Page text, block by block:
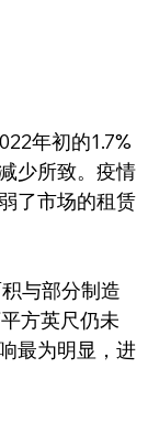
年初的1.7%
少所致。疫情
了市场的租赁
与部分制造
方英尺仍未
最为明显，进